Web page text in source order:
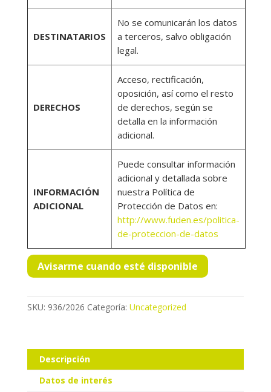
DESTINATARIOS
No se comunicarán los datos
a terceros, salvo obligación
legal.
DERECHOS
Acceso, rectificación,
oposición, así como el resto
de derechos, según se
detalla en la información
adicional.
INFORMACIÓN
ADICIONAL
Puede consultar información
adicional y detallada sobre
nuestra Política de
Protección de Datos en:
http://www.fuden.es/politica-
de-proteccion-de-datos
SKU: 936/2026 Categoría: Uncategorized
Descripción
Datos de interés